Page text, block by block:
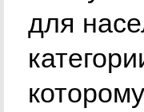
для